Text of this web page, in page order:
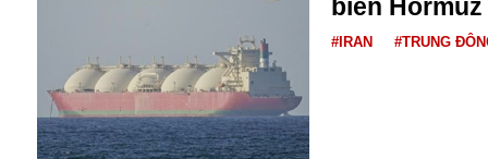
Gương sáng
Golf
Giáng sinh
GDP
biển
#IRAN #TRUNG